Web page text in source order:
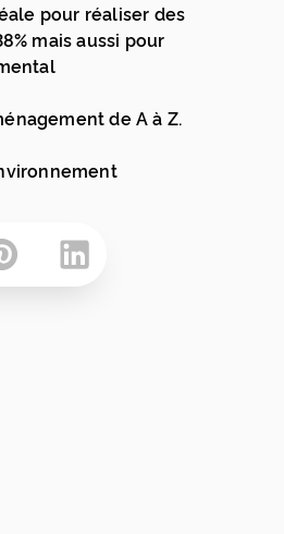
pour réaliser des
mais aussi pour
de A à Z.